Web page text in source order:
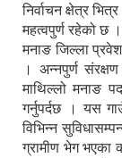
निर्वाचन क्षेत्र
महत्वपुर्ण रहेको छ
मनाङ जिल्ला
। अन्नपुर्ण
माथिल्लो मनाङ
गर्नुपर्दछ । यस
विभिन्न
ग्रामीण भेग भएका